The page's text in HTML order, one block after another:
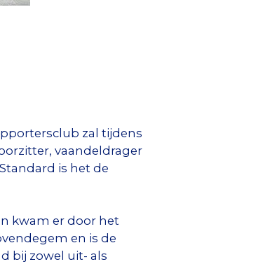
zal tijdens
vaandeldrager
is het de
kwam er door het
en is de
bij zowel uit- als